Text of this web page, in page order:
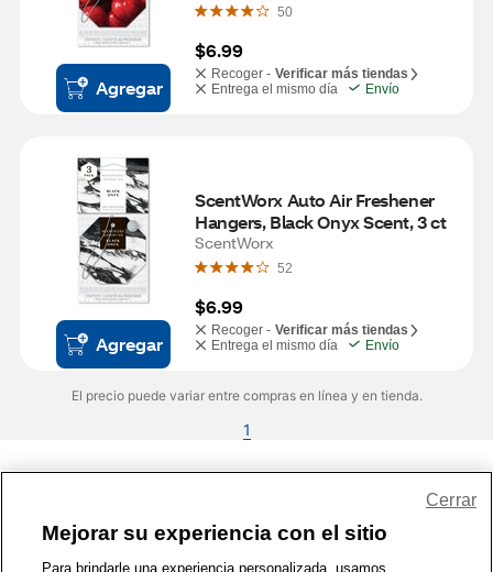
Agregar
50
$6.99
Recoger - Verificar más tiendas
Entrega el mismo día
Envío
Agregar
ScentWorx Auto Air Freshener
Hangers, Black Onyx Scent, 3 ct
ScentWorx
52
$6.99
Recoger - Verificar más tiendas
Entrega el mismo día
Envío
El precio puede variar entre compras en línea y en tienda.
1
1-800-679-9691 | Contáctenos | Términos de Uso | Accesibilidad
Mejorar su experiencia con el sitio
Para brindarle una experiencia personalizada, usamos
Cerrar